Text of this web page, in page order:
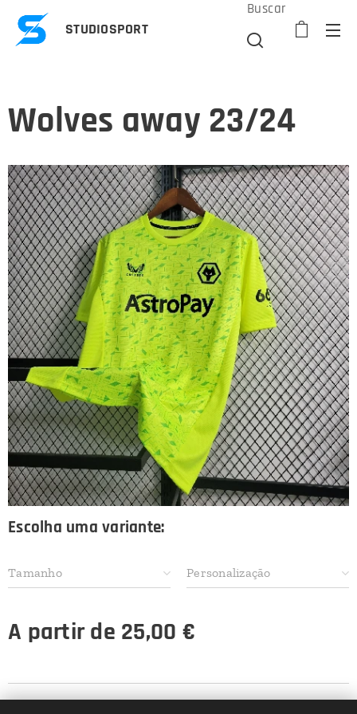
STUDIOSPORT
Buscar
Wolves away 23/24
Escolha uma variante:
Tamanho Personalização
A partir de 25,00 €